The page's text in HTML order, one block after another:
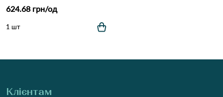
624.68 грн/од
1 шт
Клієнтам